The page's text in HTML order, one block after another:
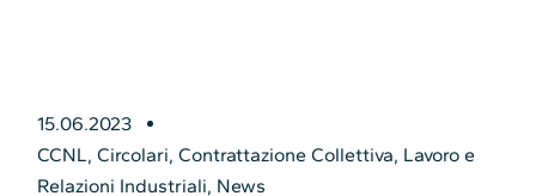
15.06.2023
CCNL,Circolari,Contrattazione Collettiva, Lavoro e
Relazioni Industriali, News